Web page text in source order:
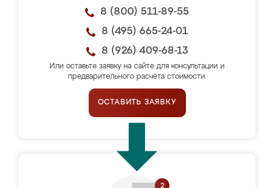
8 (800) 511-89-55
8 (495) 665-24-01
8 (926) 409-68-13
Или оставьте заявку на сайте для консультации и
предварительного расчёта стоимости.
ОСТАВИТЬ ЗАЯВКУ